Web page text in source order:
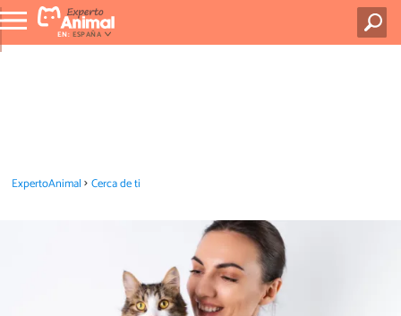
EN: ESPAÑA
ExpertoAnimal Cerca de ti